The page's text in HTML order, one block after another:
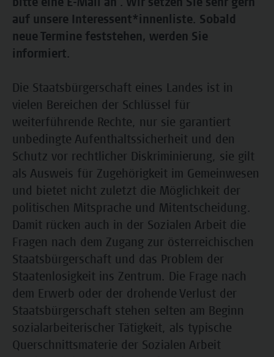
bitte eine E-Mail an . Wir setzen Sie sehr gern
auf unsere Interessent*innenliste. Sobald
neue Termine feststehen, werden Sie
informiert.
Die Staatsbürgerschaft eines Landes ist in
vielen Bereichen der Schlüssel für
weiterführende Rechte, nur sie garantiert
unbedingte Aufenthaltssicherheit und den
Schutz vor rechtlicher Diskriminierung, sie gilt
als Ausweis für Zugehörigkeit im Gemeinwesen
und bietet nicht zuletzt die Möglichkeit der
politischen Mitsprache und Mitentscheidung.
Damit rücken auch in der Sozialen Arbeit die
Fragen nach dem Zugang zur österreichischen
Staatsbürgerschaft und das Problem der
Staatenlosigkeit ins Zentrum. Die Frage nach
dem Erwerb oder der drohende Verlust der
Staatsbürgerschaft stehen selten am Beginn
sozialarbeiterischer Tätigkeit, als typische
Querschnittsmaterie der Sozialen Arbeit